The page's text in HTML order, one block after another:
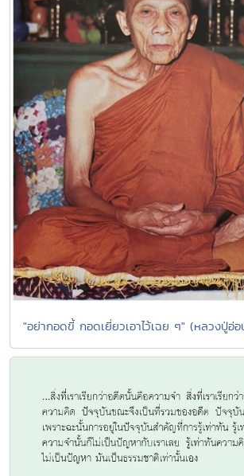
"อย่ากอดขี้ กอดเยี่ยวเอาไว้เฉย ๆ" (หลวงปู่